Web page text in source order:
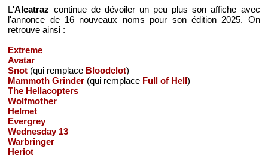
L'Alcatraz continue de dévoiler un peu plus son affiche avec
l'annonce de 16 nouveaux noms pour son édition 2025. On
retrouve ainsi :
Extreme
Avatar
Snot (qui remplace Bloodclot)
Mammoth Grinder (qui remplace Full of Hell)
The Hellacopters
Wolfmother
Helmet
Evergrey
Wednesday 13
Warbringer
Heriot